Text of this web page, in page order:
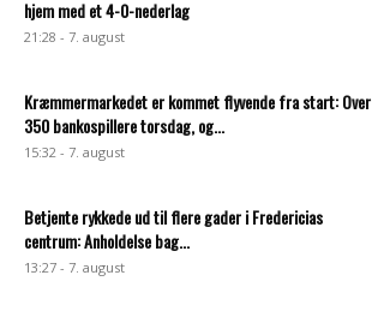
hjem med et 4-0-nederlag
21:28 - 7. august
Kræmmermarkedet er kommet flyvende fra start: Over
350 bankospillere torsdag, og...
15:32 - 7. august
Betjente rykkede ud til flere gader i Fredericias
centrum: Anholdelse bag...
13:27 - 7. august